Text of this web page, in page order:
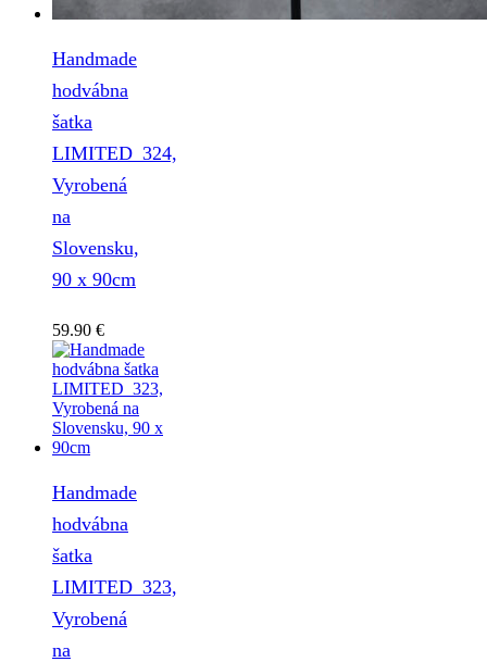
Handmade
hodvábna
šatka
LIMITED_324,
Vyrobená
na
Slovensku,
90 x 90cm
59.90 €
Handmade
hodvábna
šatka
LIMITED_323,
Vyrobená
na